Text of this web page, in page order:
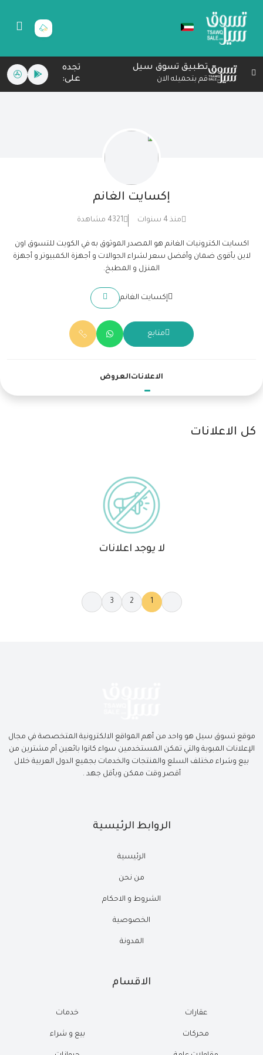
تطبيق تسوق سيل
قم بتحميله الان
تجده
على:
إكسايت الغانم
منذ 4 سنوات 4321 مشاهدة
اكسايت الكترونيات الغانم هو المصدر الموثوق به في الكويت للتسوق اون
لاين بأقوى ضمان وأفضل سعر لشراء الجوالات و أجهزة الكمبيوتر و أجهزة
المنزل و المطبخ.
إكسايت الغانم
متابع
الاعلاناتالعروض
كل الاعلانات
لا يوجد اعلانات
1
2
3
موقع تسوق سيل هو واحد من أهم المواقع الالكترونية المتخصصة في مجال
الإعلانات المبوبة والتي تمكن المستخدمين سواء كانوا بائعين أم مشترين من
بيع وشراء مختلف السلع والمنتجات والخدمات بجميع الدول العربية خلال
أقصر وقت ممكن وبأقل جهد .
الروابط الرئيسية
الرئيسية
من نحن
الشروط و الاحكام
الخصوصية
المدونة
الاقسام
عقارات
محركات
خدمات
بيع و شراء